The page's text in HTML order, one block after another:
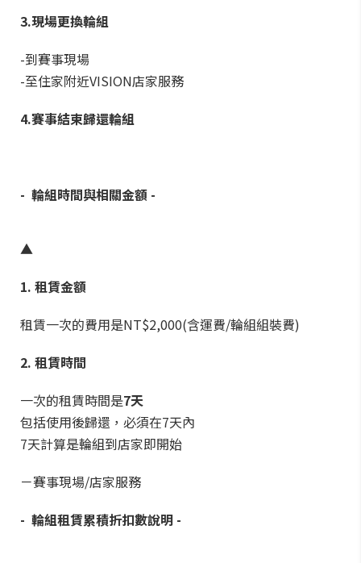
3.現場更換輪組
-到賽事現場
-至住家附近VISION店家服務
4.賽事結束歸還輪組
- 輪組時間與相關金額 -
▲
1. 租賃金額
租賃一次的費用是NT$2,000(含運費/輪組組裝費)
2. 租賃時間
一次的租賃時間是7天
包括使用後歸還，必須在7天內
7天計算是輪組到店家即開始
－賽事現場/店家服務
- 輪組租賃累積折扣數說明 -